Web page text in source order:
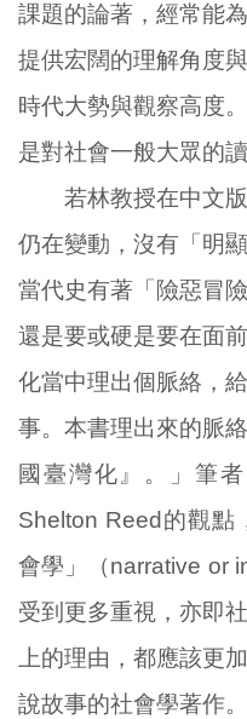
課題的論著，經常能
提供宏闊的理解角度
時代大勢與觀察高度
是對社會一般大眾的
若林教授在中文版
仍在變動，沒有「明
當代史有著「險惡冒
還是要或硬是要在面
化當中理出個脈絡，
事。本書理出來的脈
國臺灣化』。」筆
Shelton Reed的觀點
會學」（narrative or
受到更多重視，亦即
上的理由，都應該更
說故事的社會學著作